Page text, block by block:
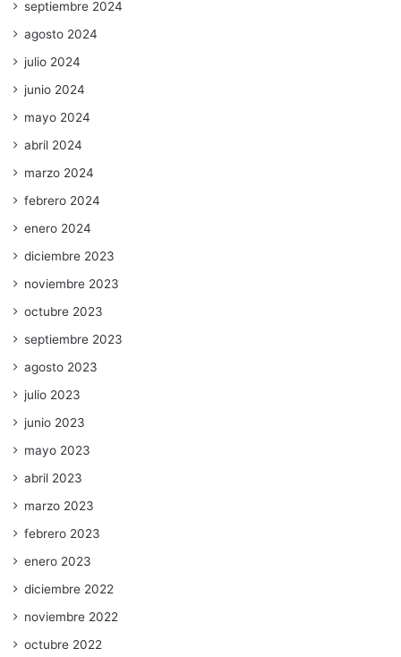
septiembre 2024
agosto 2024
julio 2024
junio 2024
mayo 2024
abril 2024
marzo 2024
febrero 2024
enero 2024
diciembre 2023
noviembre 2023
octubre 2023
septiembre 2023
agosto 2023
julio 2023
junio 2023
mayo 2023
abril 2023
marzo 2023
febrero 2023
enero 2023
diciembre 2022
noviembre 2022
octubre 2022